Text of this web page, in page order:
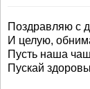
Поздравляю с
И целую,
Пусть наша
Пускай